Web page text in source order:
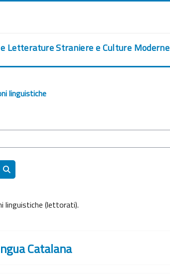
Letterature Straniere e Culture Moderne
linguistiche
Rechercher des cours
linguistiche (lettorati).
Catalana